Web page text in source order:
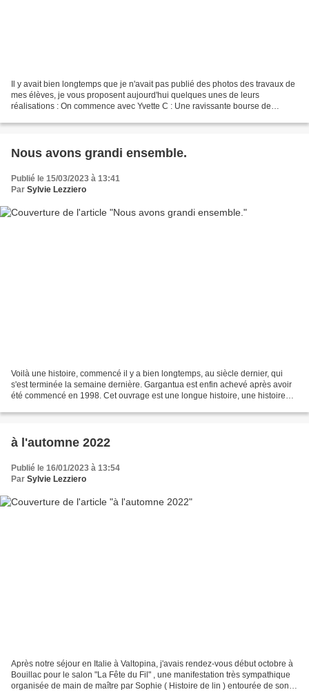
Il y avait bien longtemps que je n'avait pas publié des photos des travaux de
mes élèves, je vous proposent aujourd'hui quelques unes de leurs
réalisations : On commence avec Yvette C : Une ravissante bourse de
Nous avons grandi ensemble.
Publié le 15/03/2023 à 13:41
Par Sylvie Lezziero
Voilà une histoire, commencé il y a bien longtemps, au siècle dernier, qui
s'est terminée la semaine dernière. Gargantua est enfin achevé après avoir
été commencé en 1998. Cet ouvrage est une longue histoire, une histoire
à l'automne 2022
Publié le 16/01/2023 à 13:54
Par Sylvie Lezziero
Après notre séjour en Italie à Valtopina, j'avais rendez-vous début octobre à
Bouillac pour le salon "La Fête du Fil" , une manifestation très sympathique
organisée de main de maître par Sophie ( Histoire de lin ) entourée de son